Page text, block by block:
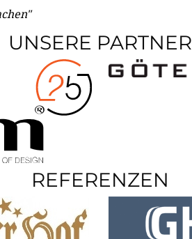
UNSERE PARTNER
REFERENZEN